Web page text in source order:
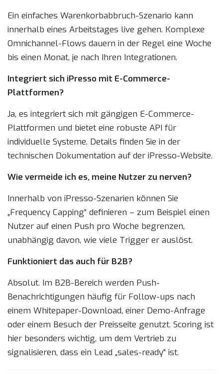
Ein einfaches Warenkorbabbruch-Szenario kann
innerhalb eines Arbeitstages live gehen. Komplexe
Omnichannel-Flows dauern in der Regel eine Woche
bis einen Monat, je nach Ihren Integrationen.
Integriert sich iPresso mit E-Commerce-
Plattformen?
Ja, es integriert sich mit gängigen E-Commerce-
Plattformen und bietet eine robuste API für
individuelle Systeme. Details finden Sie in der
technischen Dokumentation auf der iPresso-Website.
Wie vermeide ich es, meine Nutzer zu nerven?
Innerhalb von iPresso-Szenarien können Sie
„Frequency Capping“ definieren – zum Beispiel einen
Nutzer auf einen Push pro Woche begrenzen,
unabhängig davon, wie viele Trigger er auslöst.
Funktioniert das auch für B2B?
Absolut. Im B2B-Bereich werden Push-
Benachrichtigungen häufig für Follow-ups nach
einem Whitepaper-Download, einer Demo-Anfrage
oder einem Besuch der Preisseite genutzt. Scoring ist
hier besonders wichtig, um dem Vertrieb zu
signalisieren, dass ein Lead „sales-ready“ ist.